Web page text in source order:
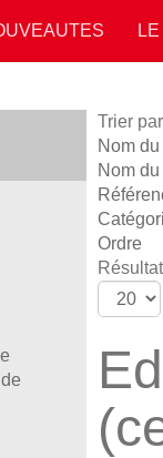
Trier par
Nom
Nom
Ordre